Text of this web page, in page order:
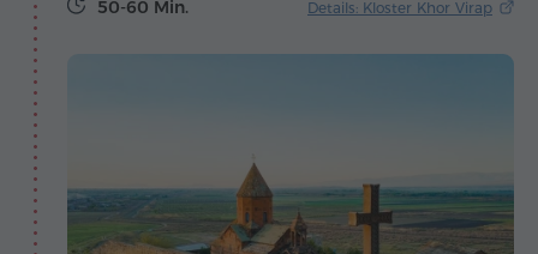
50-60 Min. Details: Kloster Khor Virap